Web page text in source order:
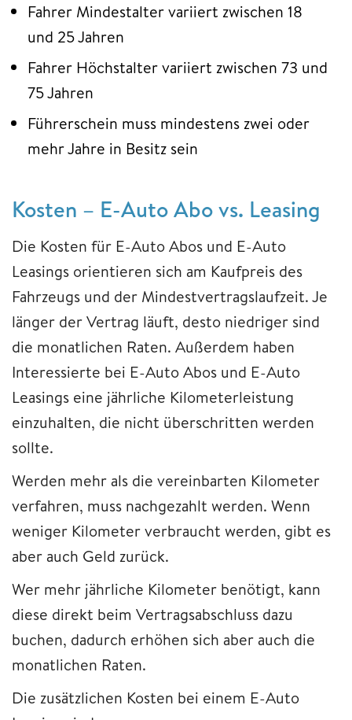
Fahrer Mindestalter variiert zwischen 18
und 25 Jahren
Fahrer Höchstalter variiert zwischen 73 und
75 Jahren
Führerschein muss mindestens zwei oder
mehr Jahre in Besitz sein
Kosten – E-Auto Abo vs. Leasing
Die Kosten für E-Auto Abos und E-Auto
Leasings orientieren sich am Kaufpreis des
Fahrzeugs und der Mindestvertragslaufzeit. Je
länger der Vertrag läuft, desto niedriger sind
die monatlichen Raten. Außerdem haben
Interessierte bei E-Auto Abos und E-Auto
Leasings eine jährliche Kilometerleistung
einzuhalten, die nicht überschritten werden
sollte.
Werden mehr als die vereinbarten Kilometer
verfahren, muss nachgezahlt werden. Wenn
weniger Kilometer verbraucht werden, gibt es
aber auch Geld zurück.
Wer mehr jährliche Kilometer benötigt, kann
diese direkt beim Vertragsabschluss dazu
buchen, dadurch erhöhen sich aber auch die
monatlichen Raten.
Die zusätzlichen Kosten bei einem E-Auto